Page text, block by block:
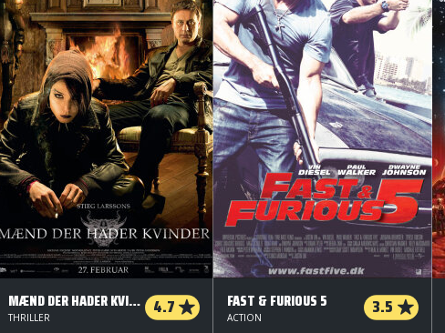
MÆND DER HADER KVINDER 4.7
THRILLER
FAST & FURIOUS 5 3.5
ACTION